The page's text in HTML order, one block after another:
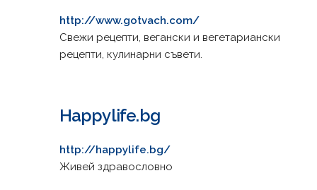
http://www.gotvach.com/
Свежи рецепти, вегански и вегетариански
рецепти, кулинарни съвети.
Happylife.bg
http://happylife.bg/
Живей здравословно